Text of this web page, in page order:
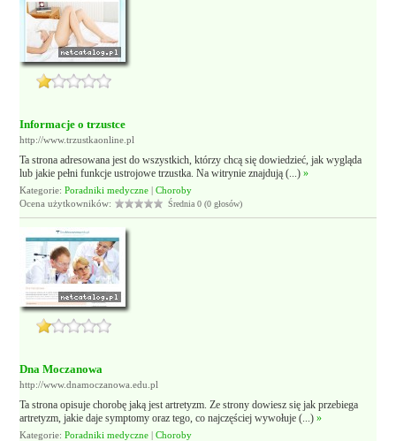
Informacje o trzustce
http://www.trzustkaonline.pl
Ta strona adresowana jest do wszystkich, którzy chcą się dowiedzieć, jak wygląda
lub jakie pełni funkcje ustrojowe trzustka. Na witrynie znajdują (...)»
Kategorie:Poradniki medyczne |Choroby
Ocena użytkowników:
Średnia 0 (0 głosów)
Dna Moczanowa
http://www.dnamoczanowa.edu.pl
Ta strona opisuje chorobę jaką jest artretyzm. Ze strony dowiesz się jak przebiega
artretyzm, jakie daje symptomy oraz tego, co najczęściej wywołuje (...)»
Kategorie:Poradniki medyczne |Choroby